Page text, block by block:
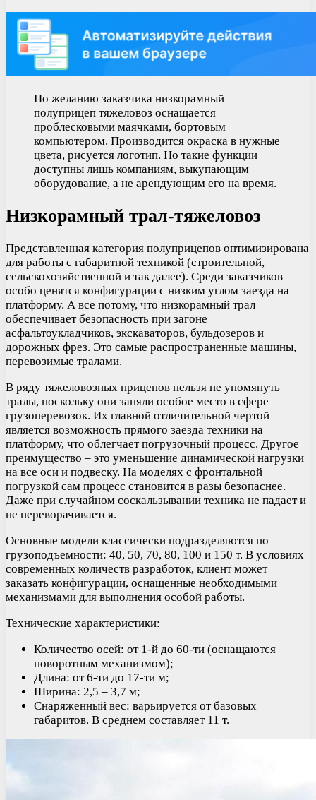
По желанию заказчика низкорамный
полуприцеп тяжеловоз оснащается
проблесковыми маячками, бортовым
компьютером. Производится окраска в нужные
цвета, рисуется логотип. Но такие функции
доступны лишь компаниям, выкупающим
оборудование, а не арендующим его на время.
Низкорамный трал-тяжеловоз
Представленная категория полуприцепов оптимизирована
для работы с габаритной техникой (строительной,
сельскохозяйственной и так далее). Среди заказчиков
особо ценятся конфигурации с низким углом заезда на
платформу. А все потому, что низкорамный трал
обеспечивает безопасность при загоне
асфальтоукладчиков, экскаваторов, бульдозеров и
дорожных фрез. Это самые распространенные машины,
перевозимые тралами.
В ряду тяжеловозных прицепов нельзя не упомянуть
тралы, поскольку они заняли особое место в сфере
грузоперевозок. Их главной отличительной чертой
является возможность прямого заезда техники на
платформу, что облегчает погрузочный процесс. Другое
преимущество – это уменьшение динамической нагрузки
на все оси и подвеску. На моделях с фронтальной
погрузкой сам процесс становится в разы безопаснее.
Даже при случайном соскальзывании техника не падает и
не переворачивается.
Основные модели классически подразделяются по
грузоподъемности: 40, 50, 70, 80, 100 и 150 т. В условиях
современных количеств разработок, клиент может
заказать конфигурации, оснащенные необходимыми
механизмами для выполнения особой работы.
Технические характеристики:
Количество осей: от 1-й до 60-ти (оснащаются
поворотным механизмом);
Длина: от 6-ти до 17-ти м;
Ширина: 2,5 – 3,7 м;
Снаряженный вес: варьируется от базовых
габаритов. В среднем составляет 11 т.